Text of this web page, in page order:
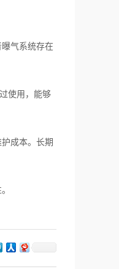
气系统存在
使用，能够
成本。长期